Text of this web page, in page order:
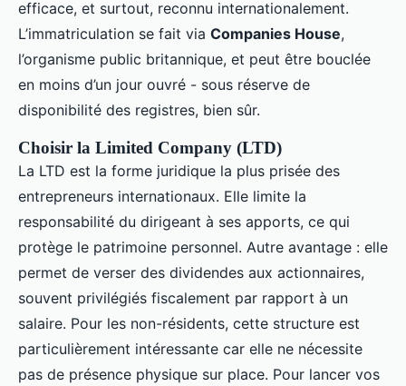
efficace, et surtout, reconnu internationalement.
L’immatriculation se fait via Companies House,
l’organisme public britannique, et peut être bouclée
en moins d’un jour ouvré - sous réserve de
disponibilité des registres, bien sûr.
Choisir la Limited Company (LTD)
La LTD est la forme juridique la plus prisée des
entrepreneurs internationaux. Elle limite la
responsabilité du dirigeant à ses apports, ce qui
protège le patrimoine personnel. Autre avantage : elle
permet de verser des dividendes aux actionnaires,
souvent privilégiés fiscalement par rapport à un
salaire. Pour les non-résidents, cette structure est
particulièrement intéressante car elle ne nécessite
pas de présence physique sur place. Pour lancer vos